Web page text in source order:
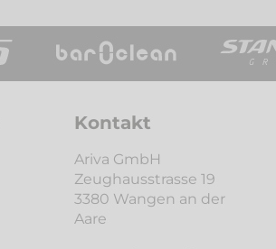
Kontakt
Ariva GmbH
Zeughausstrasse 19
3380 Wangen an der
Aare